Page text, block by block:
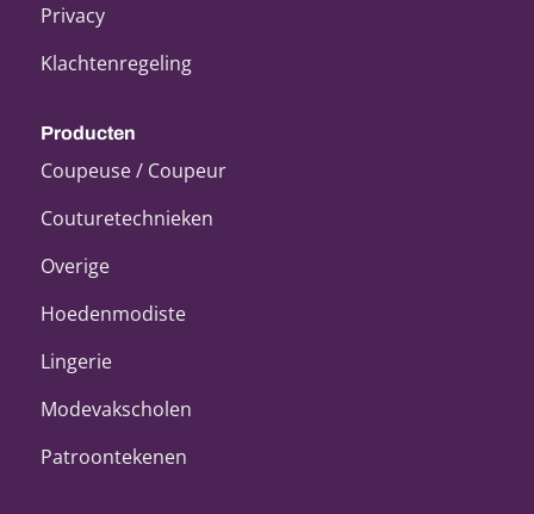
Privacy
Klachtenregeling
Producten
Coupeuse / Coupeur
Couturetechnieken
Overige
Hoedenmodiste
Lingerie
Modevakscholen
Patroontekenen